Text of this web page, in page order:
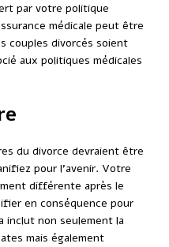
par votre politique
médicale peut être
couples divorcés soient
aux politiques médicales
du divorce devraient être
pour l’avenir. Votre
différente après le
en conséquence pour
inclut non seulement la
mais également